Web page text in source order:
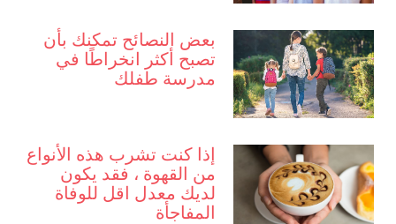
بعض النصائح تمكنك بأن
تصبح أكثر انخراطًا في
مدرسة طفلك
إذا كنت تشرب هذه الأنواع
من القهوة ، فقد يكون
لديك معدل اقل للوفاة
المفاجأة